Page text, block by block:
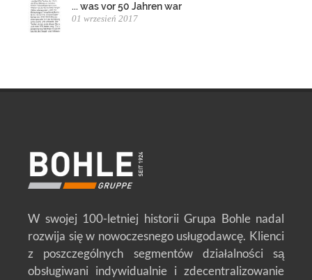
... was vor 50 Jahren war
01 wrzesień 2017
W swojej 100-letniej historii Grupa Bohle nadal
rozwija się w nowoczesnego usługodawcę. Klienci
z poszczególnych segmentów działalności są
obsługiwani indywidualnie i zdecentralizowanie